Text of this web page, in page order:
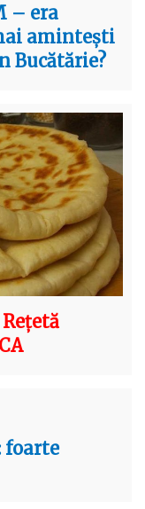
– era
amintești
Bucătărie?
foarte